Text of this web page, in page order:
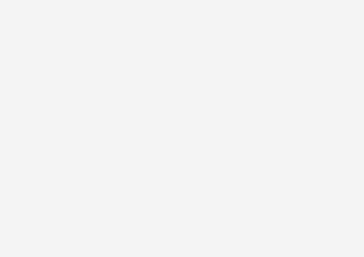
Anlass zur arbeitsmedizinischen Vorsorge
des Ausschusses für Arbeitsmedizin (AfAMed)
der AfAMed dem Bundesministerium für
einstimmig empfohlen, einen
in die ArbMedVV aufzunehmen
Empfehlung wird derzeit im BMAS geprüft.
Sicht kann der Nutzen einer frühzeitig
bei Beschäftigten im Freien gut begründet